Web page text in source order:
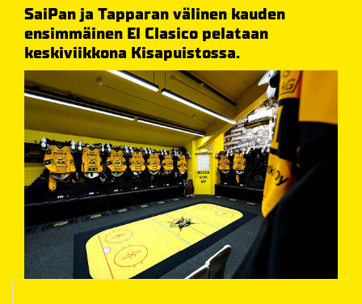
SaiPan ja Tapparan välinen kauden
ensimmäinen El Clasico pelataan
keskiviikkona Kisapuistossa.